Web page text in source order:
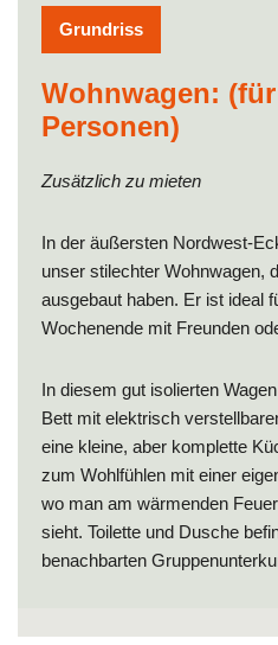
Grundriss
Wohnwagen:
Personen)
Zusätzlich zu mieten
In der äußersten Nordwest-
unser stilechter Wohnwagen,
ausgebaut haben. Er ist ideal
Wochenende mit Freunden
In diesem gut isolierten
Bett mit elektrisch
eine kleine, aber komplette
zum Wohlfühlen mit einer
wo man am wärmenden
sieht. Toilette und Dusche
benachbarten